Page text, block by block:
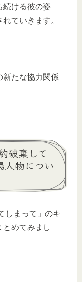
続ける彼の姿
ていきます。
新たな協力関係
破棄して
人物につい
しまって」のキ
とめてみまし